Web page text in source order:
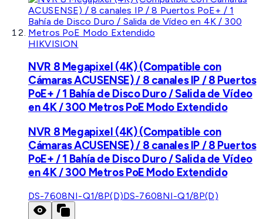
HIKVISION
NVR 8 Megapixel (4K) (Compatible con
Cámaras ACUSENSE) / 8 canales IP / 8 Puertos
PoE+ / 1 Bahía de Disco Duro / Salida de Vídeo
en 4K / 300 Metros PoE Modo Extendido
NVR 8 Megapixel (4K) (Compatible con
Cámaras ACUSENSE) / 8 canales IP / 8 Puertos
PoE+ / 1 Bahía de Disco Duro / Salida de Vídeo
en 4K / 300 Metros PoE Modo Extendido
DS-7608NI-Q1/8P(D)DS-7608NI-Q1/8P(D)